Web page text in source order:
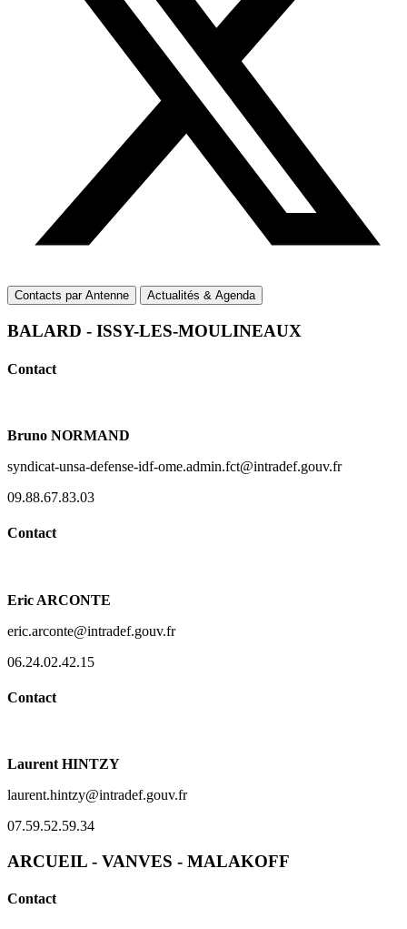
Contacts par Antenne Actualités & Agenda
BALARD - ISSY-LES-MOULINEAUX
Contact
Bruno NORMAND
syndicat-unsa-defense-idf-ome.admin.fct@intradef.gouv.fr
09.88.67.83.03
Contact
Eric ARCONTE
eric.arconte@intradef.gouv.fr
06.24.02.42.15
Contact
Laurent HINTZY
laurent.hintzy@intradef.gouv.fr
07.59.52.59.34
ARCUEIL - VANVES - MALAKOFF
Contact